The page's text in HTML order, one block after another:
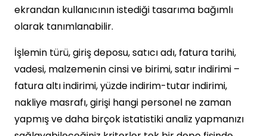
ekrandan kullanıcının istediği tasarıma bağımlı
olarak tanımlanabilir.
İşlemin türü, giriş deposu, satıcı adı, fatura tarihi,
vadesi, malzemenin cinsi ve birimi, satır indirimi –
fatura altı indirimi, yüzde indirim-tutar indirimi,
nakliye masrafı, girişi hangi personel ne zaman
yapmış ve daha birçok istatistiki analiz yapmanızı